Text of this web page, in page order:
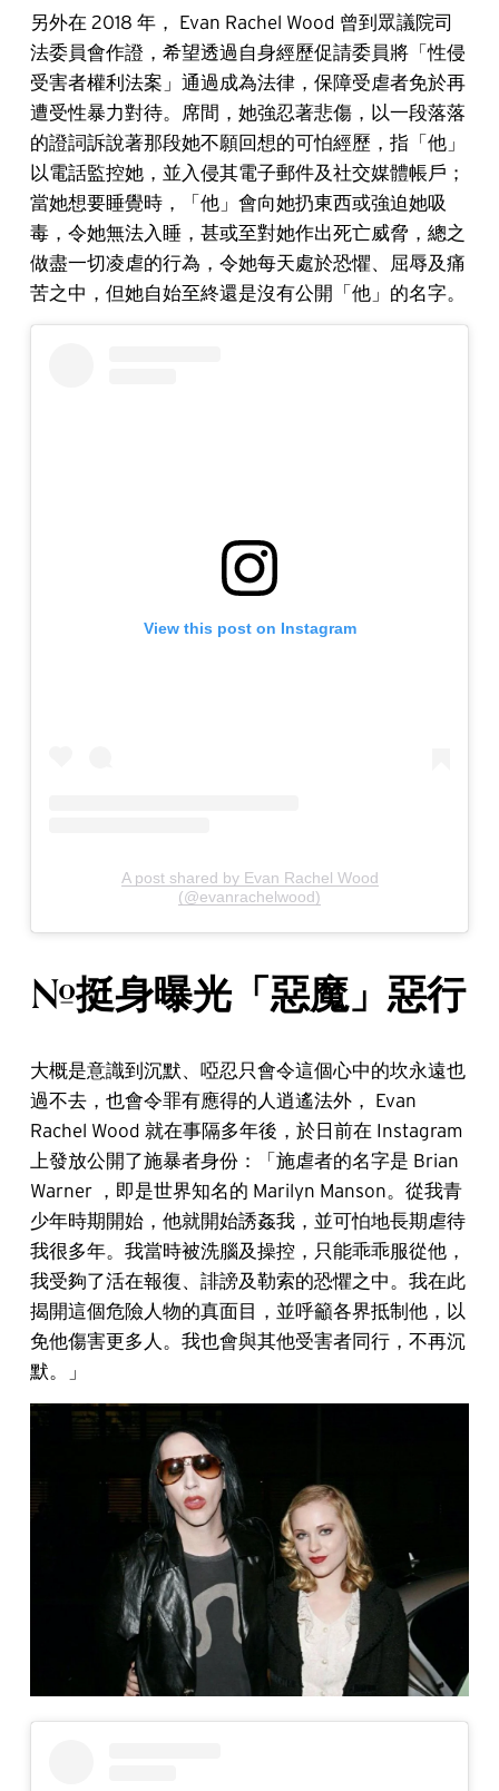
另外在 2018 年， Evan Rachel Wood 曾到眾議院司
法委員會作證，希望透過自身經歷促請委員將「性侵
受害者權利法案」通過成為法律，保障受虐者免於再
遭受性暴力對待。席間，她強忍著悲傷，以一段落落
的證詞訴說著那段她不願回想的可怕經歷，指「他」
以電話監控她，並入侵其電子郵件及社交媒體帳戶；
當她想要睡覺時，「他」會向她扔東西或強迫她吸
毒，令她無法入睡，甚或至對她作出死亡威脅，總之
做盡一切凌虐的行為，令她每天處於恐懼、屈辱及痛
苦之中，但她自始至終還是沒有公開「他」的名字。
View this post on Instagram
A post shared by Evan Rachel Wood
(@evanrachelwood)
#挺身曝光「惡魔」惡行
大概是意識到沉默、啞忍只會令這個心中的坎永遠也
過不去，也會令罪有應得的人逍遙法外， Evan
Rachel Wood 就在事隔多年後，於日前在 Instagram
上發放公開了施暴者身份：「施虐者的名字是 Brian
Warner ，即是世界知名的 Marilyn Manson。從我青
少年時期開始，他就開始誘姦我，並可怕地長期虐待
我很多年。我當時被洗腦及操控，只能乖乖服從他，
我受夠了活在報復、誹謗及勒索的恐懼之中。我在此
揭開這個危險人物的真面目，並呼籲各界抵制他，以
免他傷害更多人。我也會與其他受害者同行，不再沉
默。」